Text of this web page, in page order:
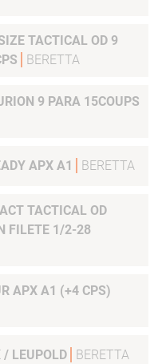
TACTICAL OD 9
BERETTA
9 PARA 15COUPS
APX A1 BERETTA
TACTICAL OD
FILETE 1/2-28
APX A1 (+4 CPS)
/ LEUPOLD BERETTA